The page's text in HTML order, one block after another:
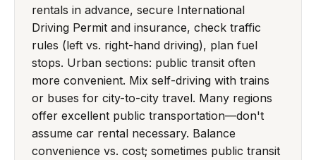
rentals in advance, secure International
Driving Permit and insurance, check traffic
rules (left vs. right-hand driving), plan fuel
stops. Urban sections: public transit often
more convenient. Mix self-driving with trains
or buses for city-to-city travel. Many regions
offer excellent public transportation—don't
assume car rental necessary. Balance
convenience vs. cost; sometimes public transit